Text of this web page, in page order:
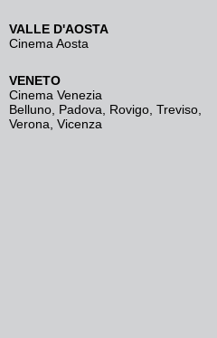
VALLE D'AOSTA
Cinema Aosta
VENETO
Cinema Venezia
Belluno Padova Rovigo Treviso
Verona Vicenza